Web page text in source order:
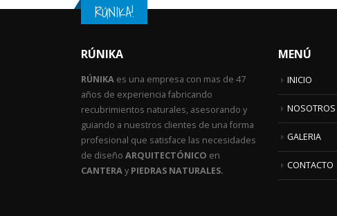
RÚNIKA!
RÚNIKA
RÚNIKA es una empresa con mas de 47
años de experiencia fabricando
recubrimientos naturales, asesorando y
guiando a nuestros clientes de una forma
profesional que satisface las necesidades
de diseño ARQUITECTÓNICO en
CANTERAy PIEDRAS NATURALES.
MENÚ
INICIO
NOSOTROS
GALERIA
CONTACTO